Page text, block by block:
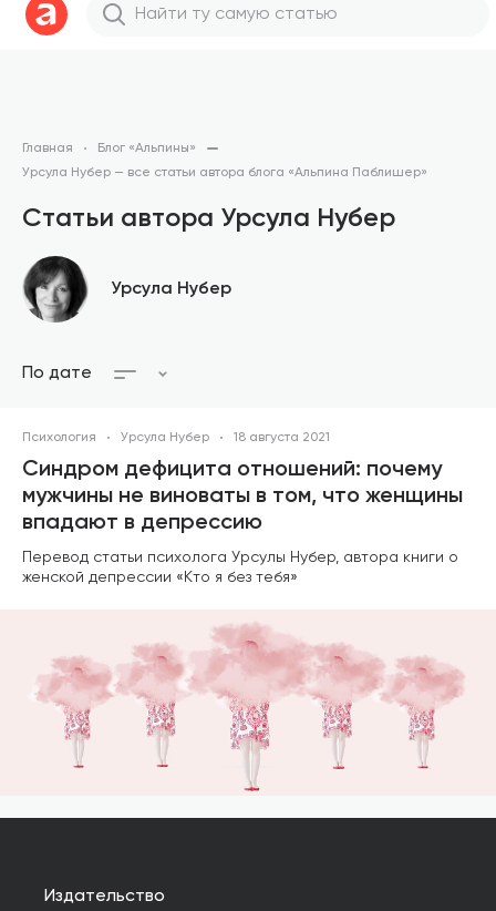
Главная
Блог «Альпины»
Урсула Нубер — все статьи автора блога «Альпина Паблишер»
Статьи автора Урсула Нубер
Урсула Нубер
По дате
Психология Урсула Нубер 18 августа 2021
Синдром дефицита отношений: почему
мужчины не виноваты в том, что женщины
впадают в депрессию
Перевод статьи психолога Урсулы Нубер, автора книги о
женской депрессии «Кто я без тебя»
Издательство